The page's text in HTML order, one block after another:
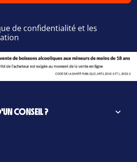
de confidentialité et les
CONSEIL ?